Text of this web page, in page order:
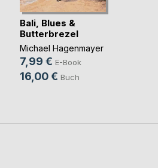
Bali, Blues &
Butterbrezel
Michael Hagenmayer
7,99 € E-Book
16,00 € Buch